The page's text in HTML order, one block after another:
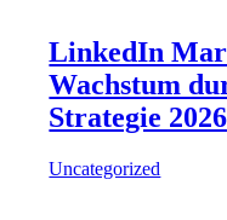
LinkedIn
Wachstum
Strategie 2026
Uncategorized